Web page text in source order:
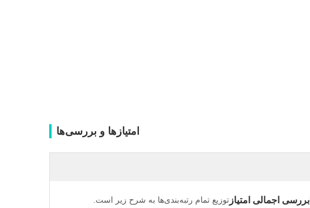
امتیازها و بررسی‌ها
بررسی اجمالی امتیاز توزیع تمام رتبه‌بندی‌ها به شرح زیر است.